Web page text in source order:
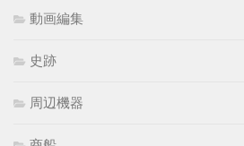
動画編集
史跡
周辺機器